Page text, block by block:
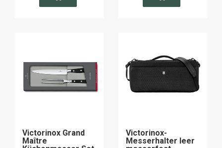
Victorinox Grand
Maître
Victorinox-
Messerhalter leer